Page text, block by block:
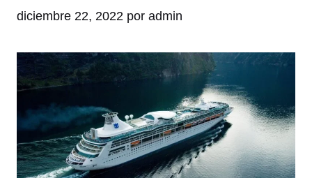
diciembre 22, 2022 por admin